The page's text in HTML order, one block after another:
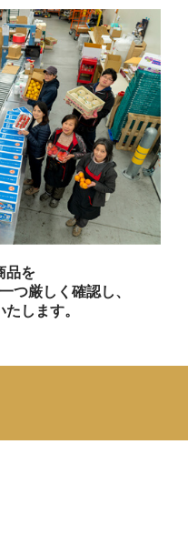
品を
つ厳しく確認し、
します。